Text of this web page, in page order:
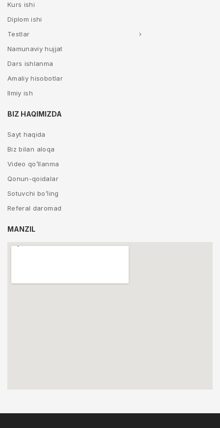
Kurs ishi
Diplom ishi
Testlar
Namunaviy hujjat
Dars ishlanma
Amaliy hisobotlar
Ilmiy ish
BIZ HAQIMIZDA
Sayt haqida
Biz bilan aloqa
Video qo’llanma
Qonun-qoidalar
Sotuvchi bo’ling
Referal daromad
MANZIL